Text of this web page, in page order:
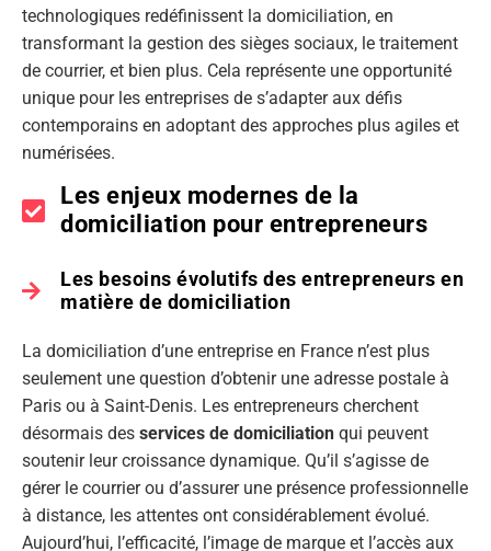
technologiques redéfinissent la domiciliation, en
transformant la gestion des sièges sociaux, le traitement
de courrier, et bien plus. Cela représente une opportunité
unique pour les entreprises de s’adapter aux défis
contemporains en adoptant des approches plus agiles et
numérisées.
Les enjeux modernes de la
domiciliation pour entrepreneurs
Les besoins évolutifs des entrepreneurs en
matière de domiciliation
La domiciliation d’une entreprise en France n’est plus
seulement une question d’obtenir une adresse postale à
Paris ou à Saint-Denis. Les entrepreneurs cherchent
désormais des services de domiciliation qui peuvent
soutenir leur croissance dynamique. Qu’il s’agisse de
gérer le courrier ou d’assurer une présence professionnelle
à distance, les attentes ont considérablement évolué.
Aujourd’hui, l’efficacité, l’image de marque et l’accès aux